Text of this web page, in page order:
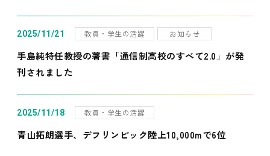
2025/11/21 教員・学生の活躍 お知らせ
手島純特任教授の著書「通信制高校のすべて2.0」が発
刊されました
2025/11/18 教員・学生の活躍
青山拓朗選手、デフリンピック陸上10,000mで6位